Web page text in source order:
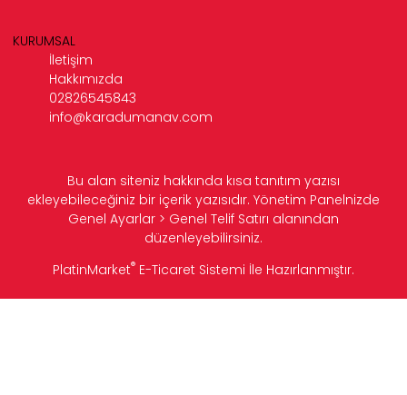
KURUMSAL
İletişim
Hakkımızda
02826545843
info@karadumanav.com
Bu alan siteniz hakkında kısa tanıtım yazısı
ekleyebileceğiniz bir içerik yazısıdır. Yönetim Panelnizde
Genel Ayarlar > Genel Telif Satırı alanından
düzenleyebilirsiniz.
PlatinMarket® E-Ticaret Sistemi İle Hazırlanmıştır.